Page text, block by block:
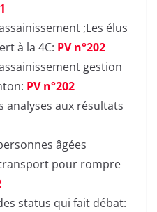
;Les élus
à la 4C: PV n°202
gestion
PV n°202
analyses aux résultats
âgées
pour rompre
status qui fait débat: